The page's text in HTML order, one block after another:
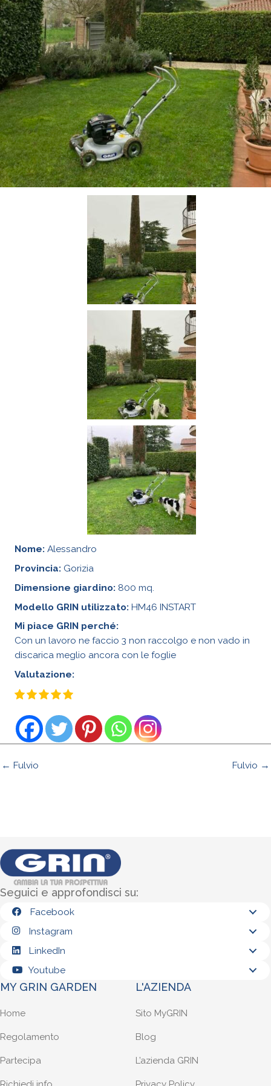
Nome: Alessandro
Provincia: Gorizia
Dimensione giardino: 800 mq.
Modello GRIN utilizzato: HM46 INSTART
Mi piace GRIN perché:
Con un lavoro ne faccio 3 non raccolgo e non vado in
discarica meglio ancora con le foglie
Valutazione:
← Fulvio Fulvio →
Seguici e approfondisci su:
Facebook
Instagram
LinkedIn
Youtube
MY GRIN GARDEN
Home
Regolamento
Partecipa
L'AZIENDA
Sito MyGRIN
Blog
L’azienda GRIN